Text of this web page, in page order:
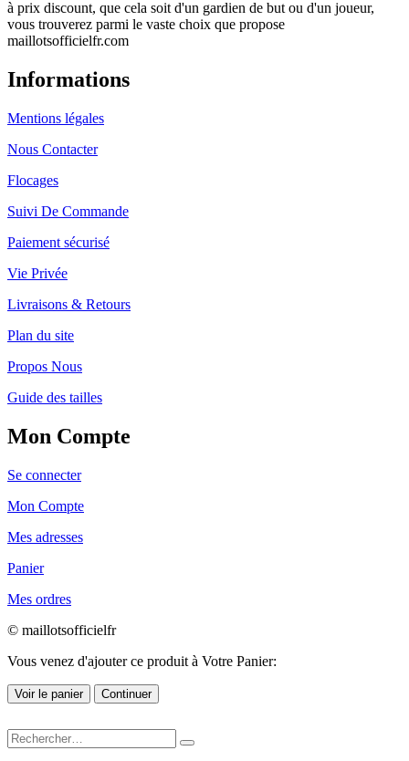
à prix discount, que cela soit d'un gardien de but ou d'un joueur,
vous trouverez parmi le vaste choix que propose
maillotsofficielfr.com
Informations
Mentions légales
Nous Contacter
Flocages
Suivi De Commande
Paiement sécurisé
Vie Privée
Livraisons & Retours
Plan du site
Propos Nous
Guide des tailles
Mon Compte
Se connecter
Mon Compte
Mes adresses
Panier
Mes ordres
© maillotsofficielfr
Vous venez d'ajouter ce produit à Votre Panier:
Voir le panier Continuer